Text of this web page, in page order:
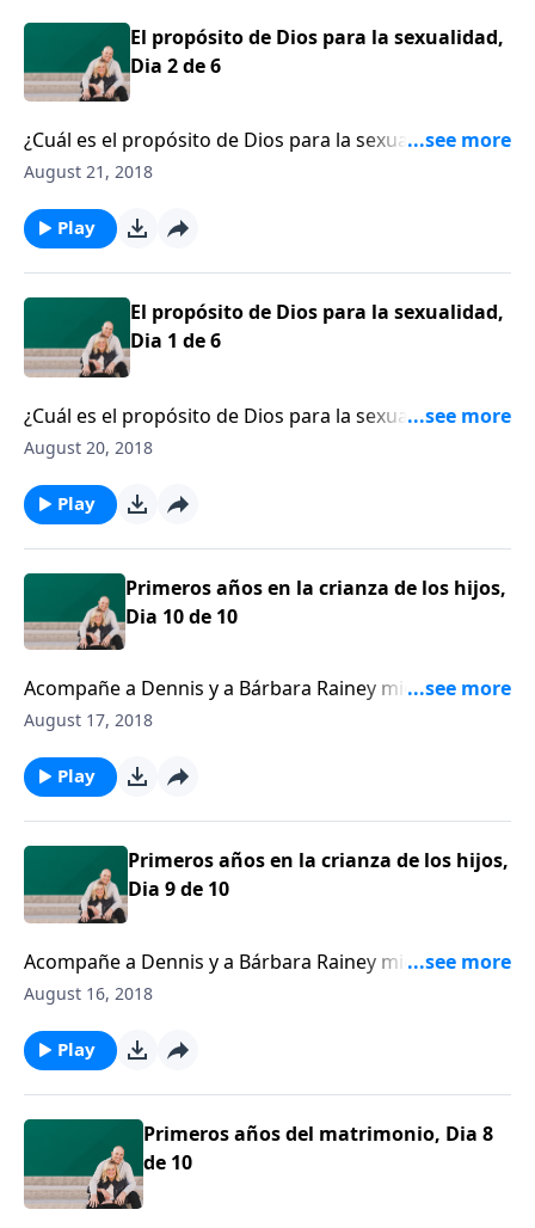
El propósito de Dios para la sexualidad,
Dia 2 de 6
¿Cuál es el propósito de Dios para la sexualidad?
Denny Burk explica el capítulo 1 de Génesis para
mujer a Su imagen.
August 21, 2018
Play
El propósito de Dios para la sexualidad,
Dia 1 de 6
¿Cuál es el propósito de Dios para la sexualidad?
Denny Burk explica el capítulo 1 de Génesis para
mujer a Su imagen.
August 20, 2018
Play
Primeros años en la crianza de los hijos,
Dia 10 de 10
Acompañe a Dennis y a Bárbara Rainey mientras
empujan el choche por el camino de los recuerdos
significativos y desafiantes, momentos de padres.
August 17, 2018
Play
Primeros años en la crianza de los hijos,
Dia 9 de 10
Acompañe a Dennis y a Bárbara Rainey mientras
empujan el choche por el camino de los recuerdos
significativos y desafiantes, momentos de padres.
August 16, 2018
Play
Primeros años del matrimonio, Dia 8
de 10